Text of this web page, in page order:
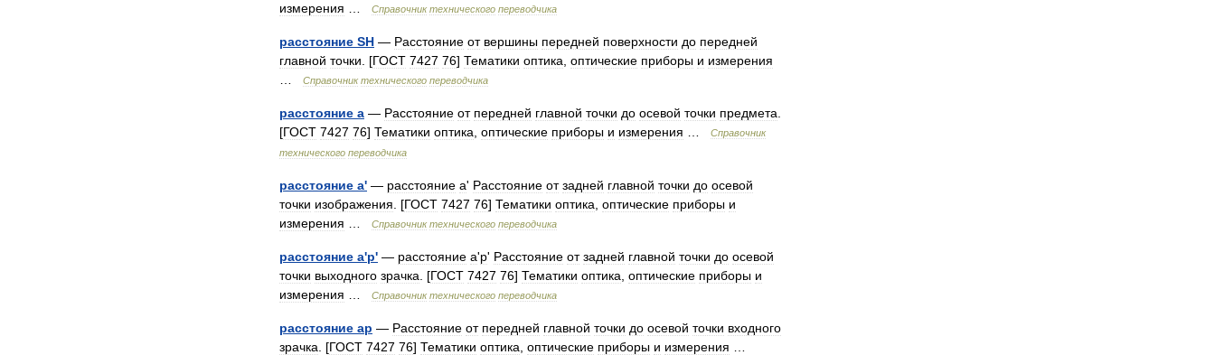
измерения
Справочник технического переводчика
расстояние SH — Расстояние от вершины передней поверхности до передней
главной точки . [ГОСТ 7427 76] Тематики оптика оптические приборы и измерения
Справочник технического переводчика
расстояние a — Расстояние от передней главной точки до осевой точки предмета
[ГОСТ 7427 76] Тематики оптика оптические приборы и измерения
Справочник
технического переводчика
расстояние a' — расстояние a' Расстояние от задней главной точки до осевой
точки изображения . [ГОСТ 7427 76] Тематики оптика оптические приборы и
измерения
Справочник технического переводчика
расстояние a'p' — расстояние a'p' Расстояние от задней главной точки до осевой
точки выходного зрачка . [ГОСТ 7427 76] Тематики оптика оптические приборы и
измерения
Справочник технического переводчика
расстояние ap — Расстояние от передней главной точки до осевой точки входного
зрачка . [ГОСТ 7427 76] Тематики оптика оптические приборы и измерения